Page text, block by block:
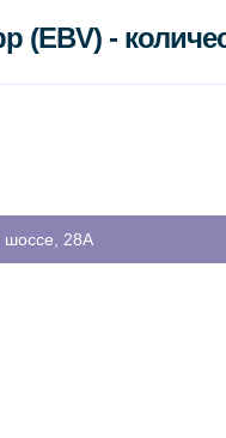
(EBV) -
шоссе, 28А